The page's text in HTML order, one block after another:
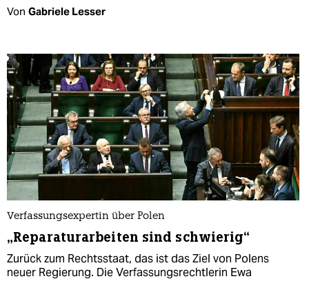
Von Gabriele Lesser
Verfassungsexpertin über Polen
„Reparaturarbeiten sind schwierig“
Zurück zum Rechtsstaat, das ist das Ziel von Polens
neuer Regierung. Die Verfassungsrechtlerin Ewa